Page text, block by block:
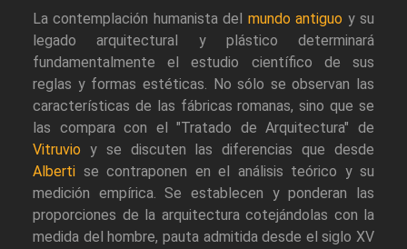
La contemplación humanista del mundo antiguo y su
legado arquitectural y plástico determinará
fundamentalmente el estudio científico de sus
reglas y formas estéticas. No sólo se observan las
características de las fábricas romanas, sino que se
las compara con el "Tratado de Arquitectura" de
Vitruvio y se discuten las diferencias que desde
Alberti se contraponen en el análisis teórico y su
medición empírica. Se establecen y ponderan las
proporciones de la arquitectura cotejándolas con la
medida del hombre, pauta admitida desde el siglo XV